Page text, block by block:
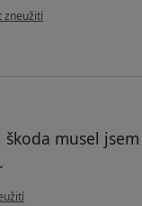
uživatele Pacient
zneužití
musel
uživatele Pacient